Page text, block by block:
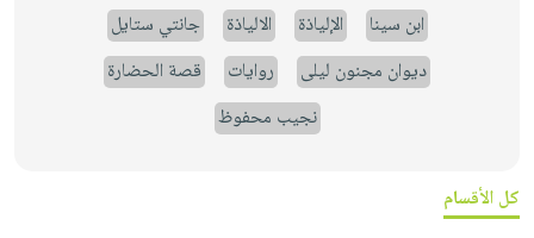
ابن سينا
الإلياذة الالياذة
جانتي ستايل
ديوان مجنون ليلى
روايات
قصة الحضارة
نجيب محفوظ
كل الأقسام